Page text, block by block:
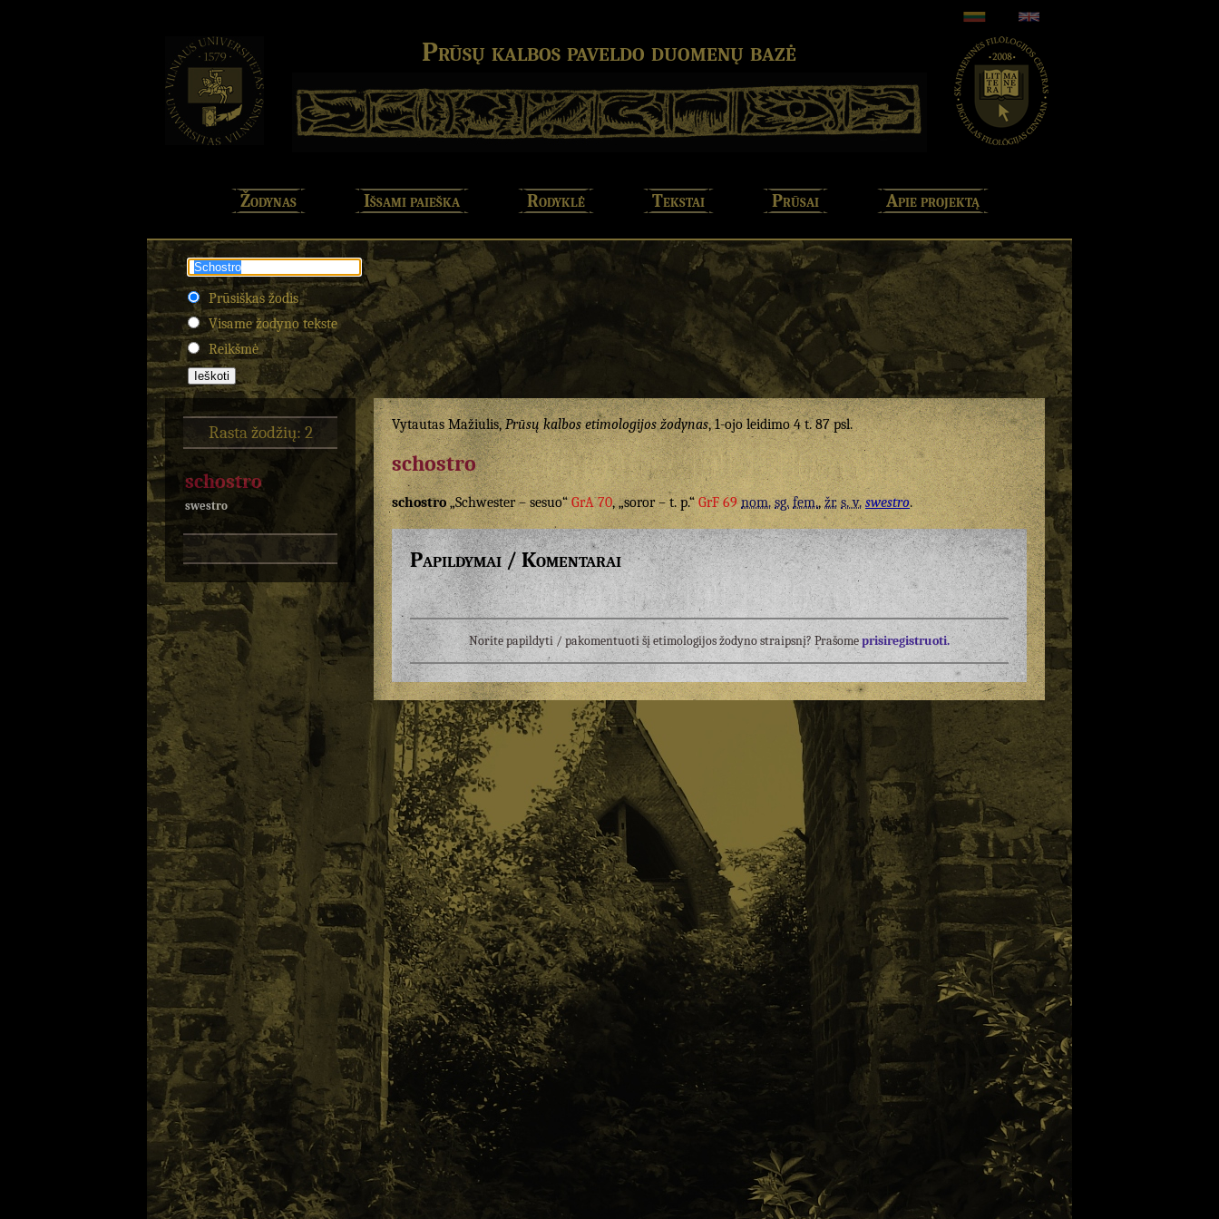
Prūsų kalbos paveldo duomenų bazė
Žodynas Išsami paieška Rodyklė Tekstai Prūsai Apie projektą
Prūsiškas žodis
Visame žodyno tekste
Reikšmė
Rasta žodžių: 2
schostro
swestro
Vytautas Mažiulis,Prūsų kalbos etimologijos žodynas, 1-ojo leidimo 4 t. 87 psl.
schostro
schostro„Schwester – sesuo“GrA 70, „soror – t. p.“GrF 69 nom. sg. fem.,žr. s. v. swestro.
Papildymai / Komentarai
Norite papildyti / pakomentuoti šį etimologijos žodyno straipsnį? Prašomeprisiregistruoti.